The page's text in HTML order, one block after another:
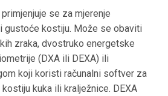
se za mjerenje
gustoće kostiju. Može se obaviti
zraka, dvostruko energetske
(DXA ili DEXA) ili
koji koristi računalni softver za
kuka ili kralježnice. DEXA